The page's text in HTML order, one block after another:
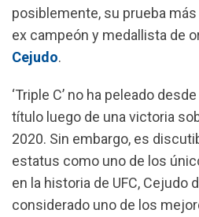
posiblemente, su prueba
ex campeón y medallista de
Cejudo.
‘Triple C’ no ha peleado
título luego de una victoria
2020. Sin embargo, es
estatus como uno de los
en la historia de UFC, Cejudo
considerado uno de los